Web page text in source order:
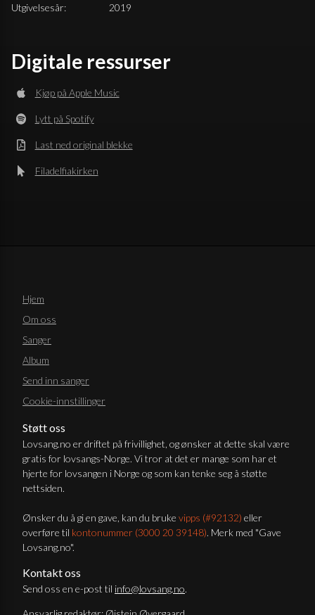
Utgivelsesår: 2019
Digitale ressurser
Kjøp på Apple Music
Lytt på Spotify
Last ned original blekke
Filadelfiakirken
Hjem
Om oss
Sanger
Album
Send inn sanger
Cookie-innstillinger
Støtt oss
Lovsang.no er driftet på frivillighet, og ønsker at dette skal være
gratis for lovsangs-Norge. Vi tror at det er mange som har et
hjerte for lovsangen i Norge og som kan tenke seg å støtte
nettsiden.
Ønsker du å gi en gave, kan du bruke vipps (#92132) eller
overføre til kontonummer (3000 20 39148). Merk med "Gave
Lovsang.no".
Kontakt oss
Send oss en e-post til info@lovsang.no.